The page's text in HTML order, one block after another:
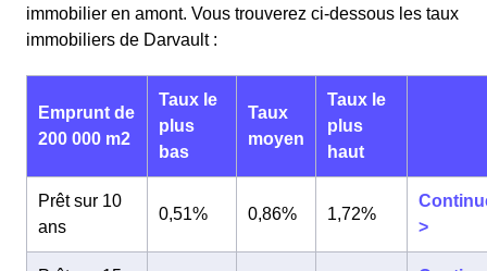
immobilier en amont. Vous trouverez ci-dessous les taux
immobiliers de Darvault :
Emprunt de
200 000 m2
Taux le
plus
bas
Taux
moyen
Taux le
plus
haut
Prêt sur 10
ans
0,51% 0,86% 1,72%
>